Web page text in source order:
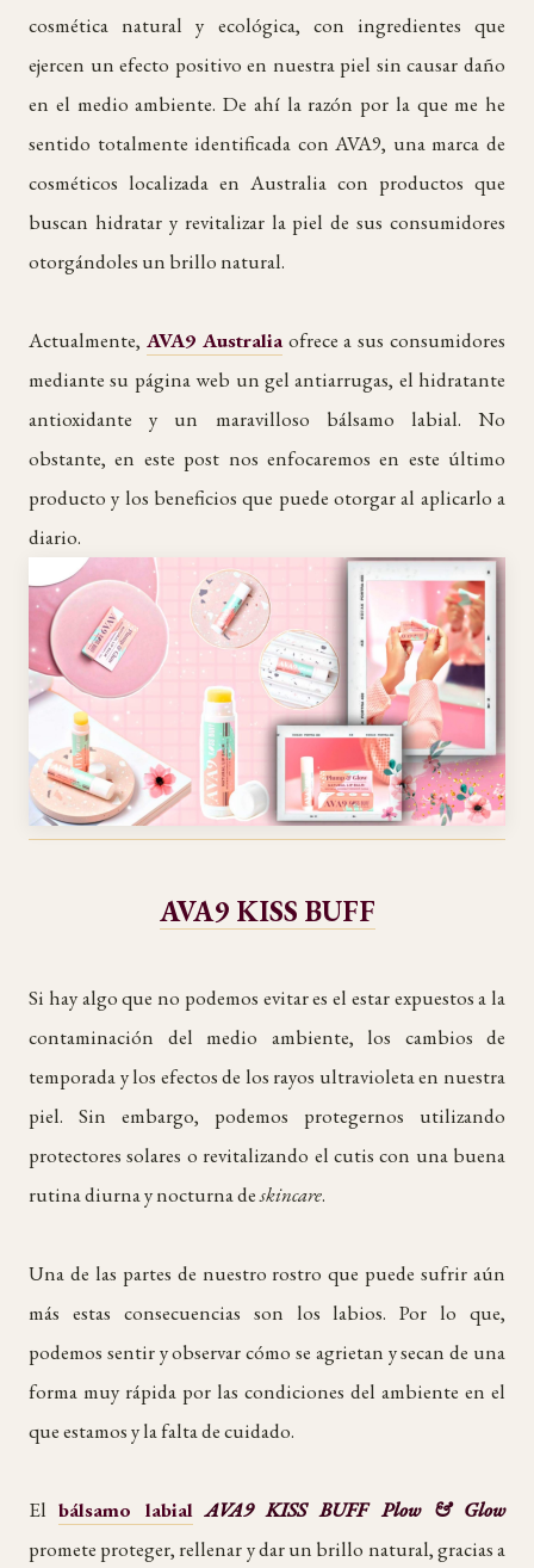
cosmética natural y ecológica, con ingredientes que
ejercen un efecto positivo en nuestra piel sin causar daño
en el medio ambiente. De ahí la razón por la que me he
sentido totalmente identificada con AVA9, una marca de
cosméticos localizada en Australia con productos que
buscan hidratar y revitalizar la piel de sus consumidores
otorgándoles un brillo natural.
Actualmente, AVA9 Australiaofrece a sus consumidores
mediante su página web un gel antiarrugas, el hidratante
antioxidante y un maravilloso bálsamo labial. No
obstante, en este post nos enfocaremos en este último
producto y los beneficios que puede otorgar al aplicarlo a
diario.
AVA9 KISS BUFF
Si hay algo que no podemos evitar es el estar expuestos a la
contaminación del medio ambiente, los cambios de
temporada y los efectos de los rayos ultravioleta en nuestra
piel. Sin embargo, podemos protegernos utilizando
protectores solares o revitalizando el cutis con una buena
rutina diurna y nocturna deskincare.
Una de las partes de nuestro rostro que puede sufrir aún
más estas consecuencias son los labios. Por lo que,
podemos sentir y observar cómo se agrietan y secan de una
forma muy rápida por las condiciones del ambiente en el
que estamos y la falta de cuidado.
Elbálsamo labial AVA9 KISS BUFF Plow & Glow
promete proteger, rellenar y dar un brillo natural, gracias a